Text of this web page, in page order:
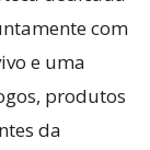
com
e uma
produtos
da